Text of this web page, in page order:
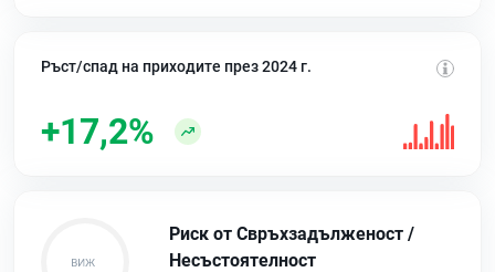
Ръст/спад на приходите през 2024 г.
+17,2%
Риск от Свръхзадълженост /
Несъстоятелност